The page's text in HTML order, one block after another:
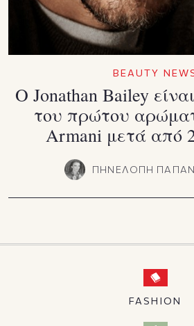
BEAUTY
Ο Jonathan Bailey
του πρώτου
Armani μετά από
ΠΗΝΕΛΟΠΗ
FASHION